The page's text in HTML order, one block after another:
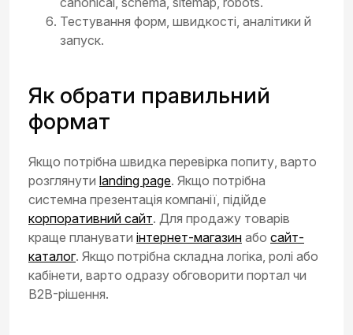
Тестування форм, швидкості, аналітики й
запуск.
Як обрати правильний
формат
Якщо потрібна швидка перевірка попиту, варто
розглянути landing page. Якщо потрібна
системна презентація компанії, підійде
корпоративний сайт. Для продажу товарів
краще планувати інтернет-магазин або сайт-
каталог. Якщо потрібна складна логіка, ролі або
кабінети, варто одразу обговорити портал чи
B2B-рішення.